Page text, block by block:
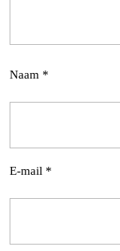
Naam *
E-mail *